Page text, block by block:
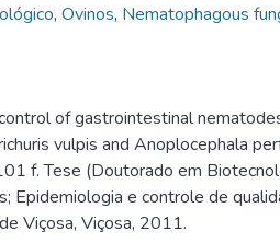
, Ovinos, Nematophagous
of gastrointestinal
vulpis and Anoplocephala
f. Tese (Doutorado em
Epidemiologia e controle de
Viçosa, Viçosa, 2011.